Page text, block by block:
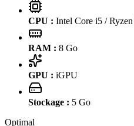
CPU : Intel Core i5 /
RAM : 8 Go
GPU : iGPU
Stockage : 5 Go
Optimal